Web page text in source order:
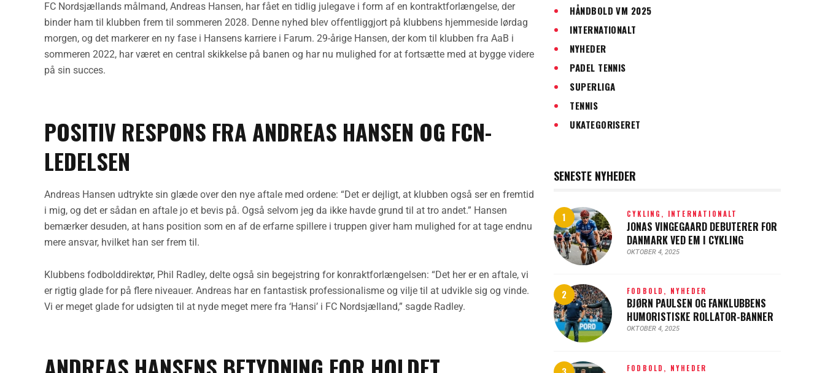
FC Nordsjællands målmand, Andreas Hansen, har fået en tidlig julegave i form af en kontraktforlængelse, der
binder ham til klubben frem til sommeren 2028. Denne nyhed blev offentliggjort på klubbens hjemmeside lørdag
morgen, og det markerer en ny fase i Hansens karriere i Farum. 29-årige Hansen, der kom til klubben fra AaB i
sommeren 2022, har været en central skikkelse på banen og har nu mulighed for at fortsætte med at bygge videre
på sin succes.
POSITIV RESPONS FRA ANDREAS HANSEN OG FCN-
LEDELSEN
Andreas Hansen udtrykte sin glæde over den nye aftale med ordene: “Det er dejligt, at klubben også ser en fremtid
i mig, og det er sådan en aftale jo et bevis på. Også selvom jeg da ikke havde grund til at tro andet.” Hansen
bemærker desuden, at hans position som en af de erfarne spillere i truppen giver ham mulighed for at tage endnu
mere ansvar, hvilket han ser frem til.
Klubbens fodbolddirektør, Phil Radley, delte også sin begejstring for konraktforlængelsen: “Det her er en aftale, vi
er rigtig glade for på flere niveauer. Andreas har en fantastisk professionalisme og vilje til at udvikle sig og vinde.
Vi er meget glade for udsigten til at nyde meget mere fra ‘Hansi’ i FC Nordsjælland,” sagde Radley.
HÅNDBOLD VM 2025
INTERNATIONALT
NYHEDER
PADEL TENNIS
SUPERLIGA
TENNIS
UKATEGORISERET
SENESTE NYHEDER
CYKLING, INTERNATIONALT
JONAS VINGEGAARD DEBUTERER FOR
DANMARK VED EM I CYKLING
OKTOBER 4, 2025
FODBOLD, NYHEDER
BJØRN PAULSEN OG FANKLUBBENS
HUMORISTISKE ROLLATOR-BANNER
OKTOBER 4, 2025
FODBOLD, NYHEDER